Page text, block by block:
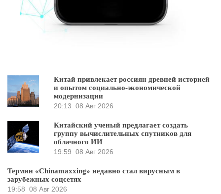
Китай привлекает россиян древней историей
и опытом социально-экономической
модернизации
20:13 08 Авг 2026
Китайский ученый предлагает создать
группу вычислительных спутников для
облачного ИИ
19:59 08 Авг 2026
Термин «Chinamaxxing» недавно стал вирусным в
зарубежных соцсетях
19:58 08 Авг 2026